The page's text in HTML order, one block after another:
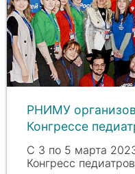
РНИМУ
Конгрессе
С 3 по 5 марта
Конгресс